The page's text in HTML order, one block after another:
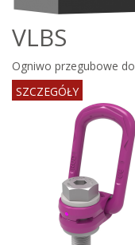
VLBS
Ogniwo przegubowe
SZCZEGÓŁY